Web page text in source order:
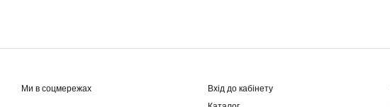
Ми в соцмережах
Вхід до кабінету